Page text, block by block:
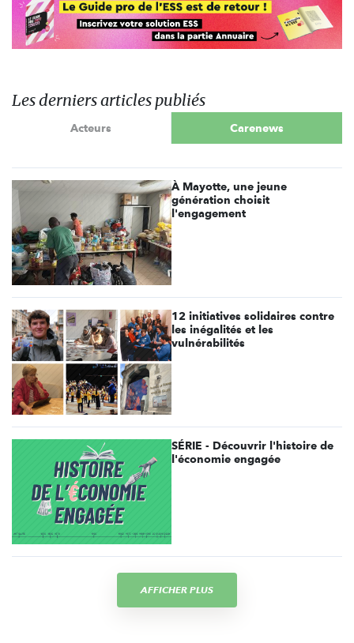
Les derniers articles publiés
Acteurs Carenews
À Mayotte, une jeune
génération choisit
l'engagement
12 initiatives solidaires contre
les inégalités et les
vulnérabilités
SÉRIE - Découvrir l'histoire de
l'économie engagée
AFFICHER PLUS